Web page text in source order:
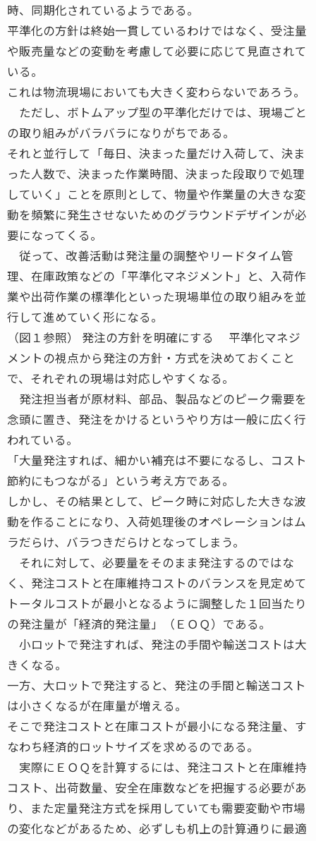
時、同期化されているようである。
平準化の方針は終始一貫しているわけではなく、受注量
や販売量などの変動を考慮して必要に応じて見直されて
いる。
これは物流現場においても大きく変わらないであろう。
ただし、ボトムアップ型の平準化だけでは、現場ごと
の取り組みがバラバラになりがちである。
それと並行して「毎日、決まった量だけ入荷して、決ま
った人数で、決まった作業時間、決まった段取りで処理
していく」ことを原則として、物量や作業量の大きな変
動を頻繁に発生させないためのグラウンドデザインが必
要になってくる。
従って、改善活動は発注量の調整やリードタイム管
理、在庫政策などの「平準化マネジメント」と、入荷作
業や出荷作業の標準化といった現場単位の取り組みを並
行して進めていく形になる。
（図１参照） 発注の方針を明確にする 平準化マネジ
メントの視点から発注の方針・方式を決めておくこと
で、それぞれの現場は対応しやすくなる。
発注担当者が原材料、部品、製品などのピーク需要を
念頭に置き、発注をかけるというやり方は一般に広く行
われている。
「大量発注すれば、細かい補充は不要になるし、コスト
節約にもつながる」という考え方である。
しかし、その結果として、ピーク時に対応した大きな波
動を作ることになり、入荷処理後のオペレーションはム
ラだらけ、バラつきだらけとなってしまう。
それに対して、必要量をそのまま発注するのではな
く、発注コストと在庫維持コストのバランスを見定めて
トータルコストが最小となるように調整した１回当たり
の発注量が「経済的発注量」（ＥＯＱ）である。
小ロットで発注すれば、発注の手間や輸送コストは大
きくなる。
一方、大ロットで発注すると、発注の手間と輸送コスト
は小さくなるが在庫量が増える。
そこで発注コストと在庫コストが最小になる発注量、す
なわち経済的ロットサイズを求めるのである。
実際にＥＯＱを計算するには、発注コストと在庫維持
コスト、出荷数量、安全在庫数などを把握する必要があ
り、また定量発注方式を採用していても需要変動や市場
の変化などがあるため、必ずしも机上の計算通りに最適